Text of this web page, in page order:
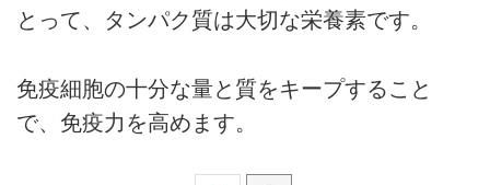
とって、タンパク質は大切な栄養素です。
免疫細胞の十分な量と質をキープすること
で、免疫力を高めます。